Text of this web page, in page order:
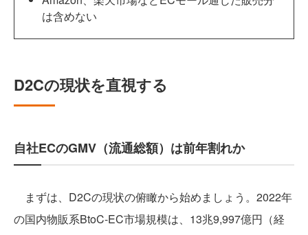
は含めない
D2Cの現状を直視する
自社ECのGMV（流通総額）は前年割れか
まずは、D2Cの現状の俯瞰から始めましょう。2022年
の国内物販系BtoC-EC市場規模は、13兆9,997億円（経